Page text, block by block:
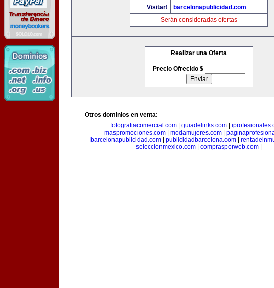
Visitar!
barcelonapublicidad.com
Serán consideradas ofertas
Realizar una Oferta
Precio Ofrecido $
Otros dominios en venta:
fotografiacomercial.com
guiadelinks.com
maspromociones.com
modamujeres.com
barcelonapublicidad.com| publicidadbarcelona.com|
seleccionmexico.com
comprasporweb.com